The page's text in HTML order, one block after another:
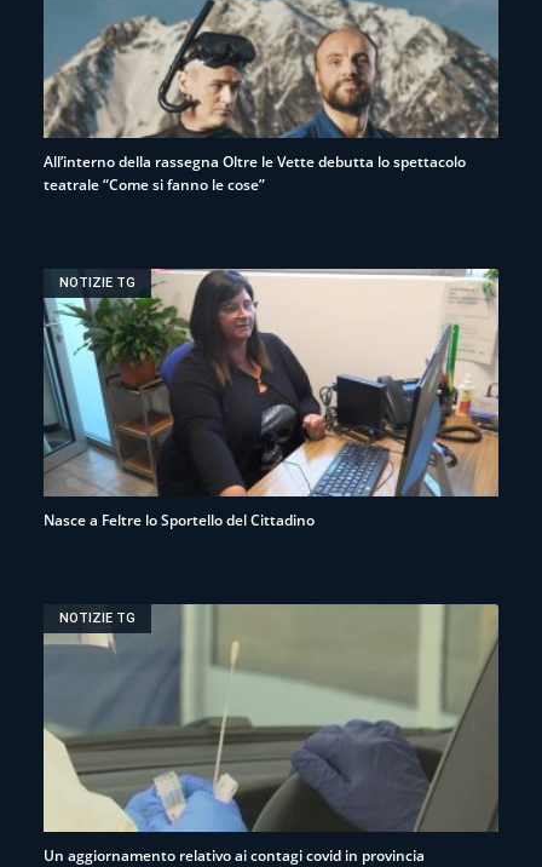
All’interno della rassegna Oltre le Vette debutta lo spettacolo
teatrale “Come si fanno le cose”
NOTIZIE TG
Nasce a Feltre lo Sportello del Cittadino
NOTIZIE TG
Un aggiornamento relativo ai contagi covid in provincia